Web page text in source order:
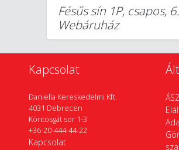
Fésűs sín 1P, csapos,
Webáruház
Kapcsolat
Daniella Kereskedelmi Kft.
4031 Debrecen
Köntösgát sor 1-3
+36-20-444-44-22
Kapcsolat